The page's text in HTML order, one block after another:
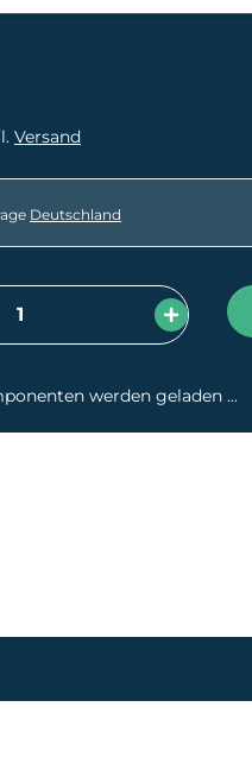
Versand
Deutschland
werden geladen ...